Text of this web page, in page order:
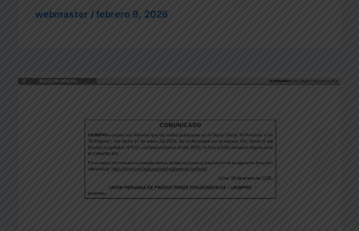
webmaster/febrero 9, 2026